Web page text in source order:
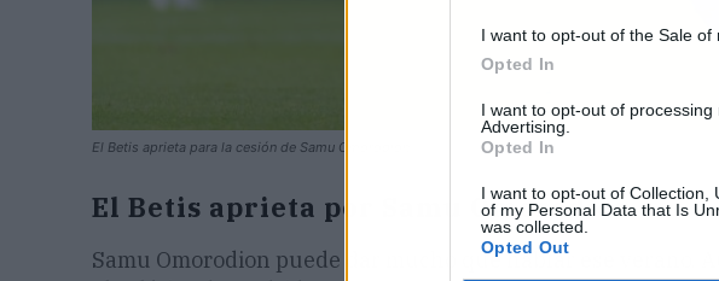
I want to opt-out of the Sale of
Opted In
I want to opt-out of
Advertising.
Opted In
I want to opt-out of Collection,
of my Personal Data that Is
was collected.
Opted Out
El Betis aprieta para la cesión de Samu Omorodion
El Betis aprieta por Samu Omorodion
Samu Omorodion puede dar mucho que hablar ese verano.